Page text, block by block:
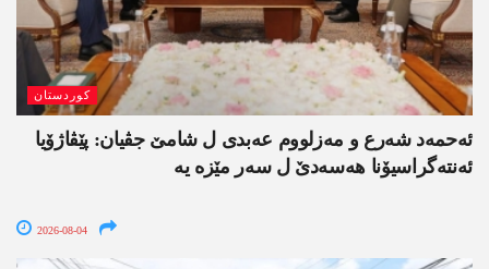
کوردستان
ئەحمەد شەرع و مەزلووم عەبدی ل شامێ جڤیان: پێڤاژۆیا
ئەنتەگراسیۆنا ھەسەدێ ل سەر مێزە یە
2026-08-04